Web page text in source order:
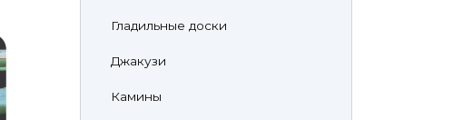
Гладильные доски
Джакузи
Камины